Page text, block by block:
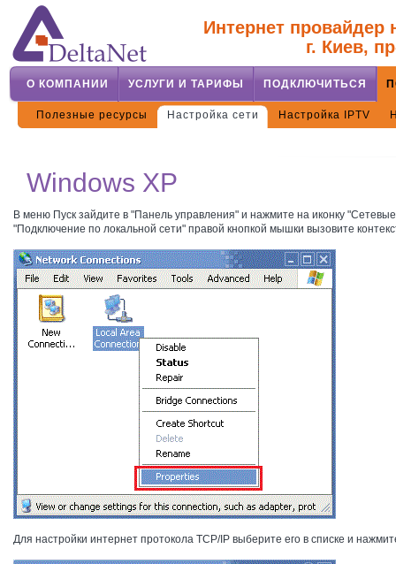
Интернет провайдер
г. Киев,
О КОМПАНИИ УСЛУГИ И ТАРИФЫ ПОДКЛЮЧИТЬСЯ
Полезные ресурсы Настройка сети Настройка IPTV
Windows XP
В меню Пуск зайдите в "Панель управления" и нажмите на иконку
"Подключение по локальной сети" правой кнопкой мышки вызовите
Для настройки интернет протокола TCP/IP выберите его в списке и